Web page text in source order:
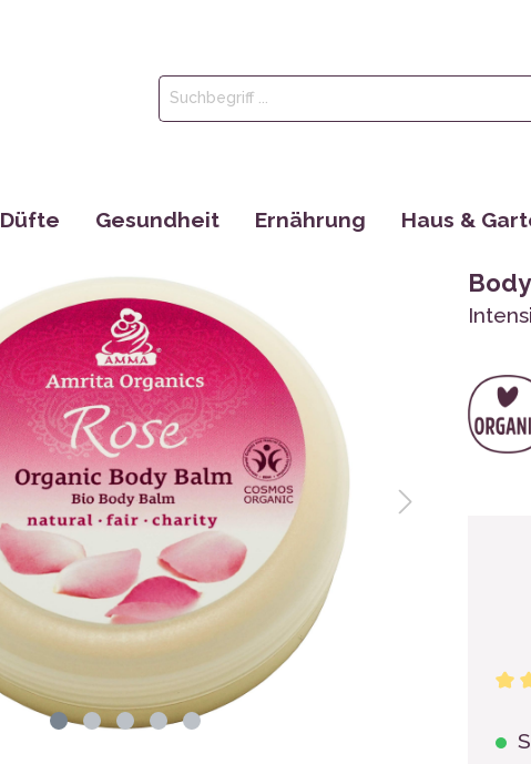
Düfte Gesundheit Ernährung Haus &
Ätherische Öle
Hydrolate
Nahrungsergänzungen
Dr. Jacob´s
Maharishi Ayurveda
Cosmoveda
Rocky Mountain
Bücher
Wasserflaschen, Tassen
Stoffbinden
Kaffee
Saatgut
EM Produkte